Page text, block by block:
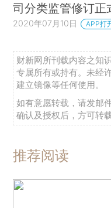
司分类监管修订正
2020年07月10日 APP打
财新网所刊载内容之知
专属所有或持有。未经
建立镜像等任何使用。
如有意愿转载，请发邮
确认及授权后，方可转载
推荐阅读